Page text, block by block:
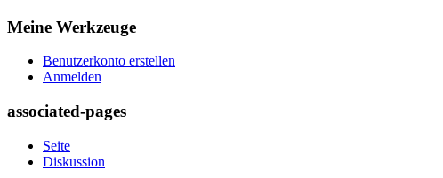
Meine Werkzeuge
Benutzerkonto erstellen
Anmelden
associated-pages
Seite
Diskussion